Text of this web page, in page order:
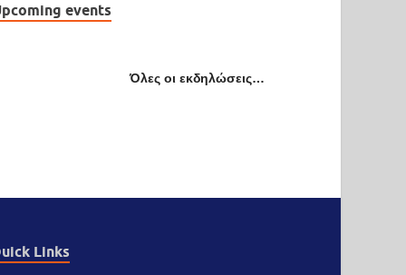
events
Όλες οι εκδηλώσεις…
Links